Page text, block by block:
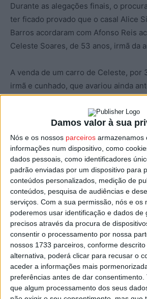
Damos valor à sua
Nós e os nossos parceiros armazenamos
informações num dispositivo, como
dados pessoais, como identificadores
padrão enviadas por um dispositivo para
conteúdos personalizados, medição de
conteúdos, pesquisa de audiências e
serviços. Com a sua permissão, nós e os
poderemos usar identificação e dados de
precisos através da procura de
consentir o processamento por nossa
nossos 1733 parceiros, conforme descrito
alternativa, poderá clicar para recusar o
aceder a informações mais
preferências antes de dar consentimento.
que algum processamento dos seus
Durante as alegações finais, o
ter ficado provado que o casal Alice
Barros acordaram com Afonso Reis
Celeste Soares, de 53 anos, irmã da
A venda de um carro de Celeste, por
irmã e cunhado, que avariou ainda
a segunda prestação de 150 euros
de supostos relacionamentos” entre
uma das testemunhas, Anabela, terão
considerou o procurador.
O MP mostrou-se convencido de
07:00 de 23 de fevereiro, numa
companheiro de Celeste já tinha saído
esta estava a dormir sozinha, António
dentro de casa e o último disparou
caçadeira que a mataram, enquanto
vigiava “as imediações da casa”.
Uma televisão furtada em casa de
posteriormente apreendida na busca